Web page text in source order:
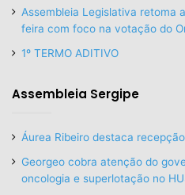
Assembleia Legislativa retoma
feira com foco na votação do
1º TERMO ADITIVO
Assembleia Sergipe
Áurea Ribeiro destaca
Georgeo cobra atenção do
oncologia e superlotação no